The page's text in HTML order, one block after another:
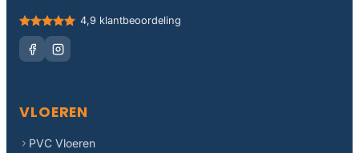
4,9 klantbeoordeling
VLOEREN
PVC Vloeren